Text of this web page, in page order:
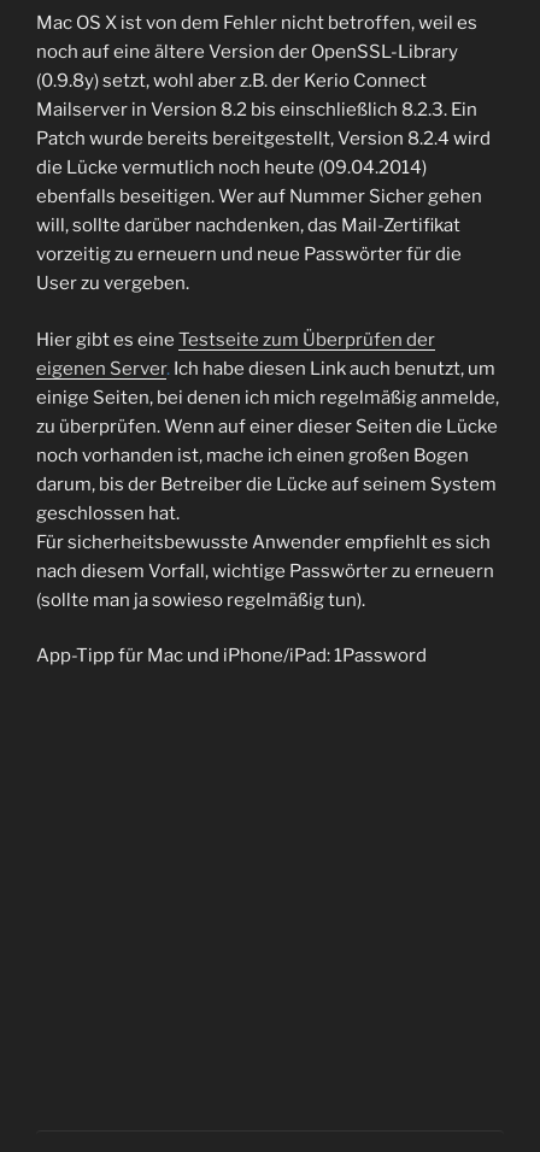
Mac OS X ist von dem Fehler nicht betroffen, weil es
noch auf eine ältere Version der OpenSSL-Library
(0.9.8y) setzt, wohl aber z.B. der Kerio Connect
Mailserver in Version 8.2 bis einschließlich 8.2.3. Ein
Patch wurde bereits bereitgestellt, Version 8.2.4 wird
die Lücke vermutlich noch heute (09.04.2014)
ebenfalls beseitigen. Wer auf Nummer Sicher gehen
will, sollte darüber nachdenken, das Mail-Zertifikat
vorzeitig zu erneuern und neue Passwörter für die
User zu vergeben.
Hier gibt es eine Testseite zum Überprüfen der
eigenen Server. Ich habe diesen Link auch benutzt, um
einige Seiten, bei denen ich mich regelmäßig anmelde,
zu überprüfen. Wenn auf einer dieser Seiten die Lücke
noch vorhanden ist, mache ich einen großen Bogen
darum, bis der Betreiber die Lücke auf seinem System
geschlossen hat.
Für sicherheitsbewusste Anwender empfiehlt es sich
nach diesem Vorfall, wichtige Passwörter zu erneuern
(sollte man ja sowieso regelmäßig tun).
App-Tipp für Mac und iPhone/iPad: 1Password